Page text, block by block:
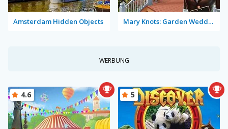
Amsterdam Hidden Objects Mary Knots: Garden Wedding
WERBUNG
4.6 5